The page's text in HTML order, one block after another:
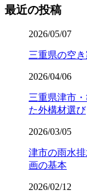
最近の投稿
2026/05/07
三重県の空
2026/04/06
三重県津市
た外構材選び
2026/03/05
津市の雨水
画の基本
2026/02/12